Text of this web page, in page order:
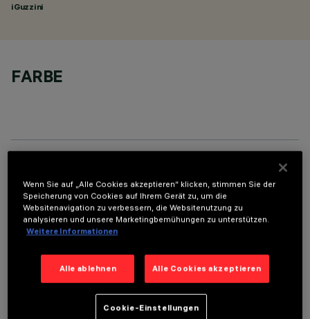
iGuzzini
FARBE
OPTIONALE KOMPONENTEN
TECHNISCHE DATEN
LETZTES UPDATE: 02.08.2026
Wenn Sie auf „Alle Cookies akzeptieren“ klicken, stimmen Sie der
Speicherung von Cookies auf Ihrem Gerät zu, um die
Websitenavigation zu verbessern, die Websitenutzung zu
analysieren und unsere Marketingbemühungen zu unterstützen.
Weitere Informationen
Alle ablehnen Alle Cookies akzeptieren
Cookie-Einstellungen